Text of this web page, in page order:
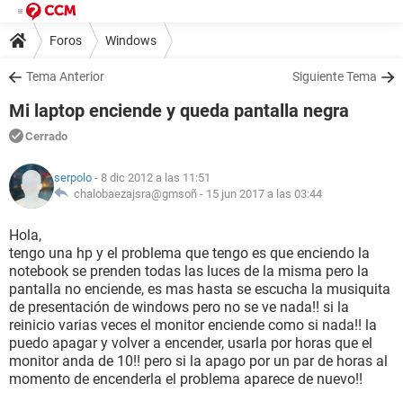
Foros Windows
Tema Anterior Siguiente Tema
Mi laptop enciende y queda pantalla negra
Cerrado
serpolo - 8 dic 2012 a las 11:51
chalobaezajsra@gmsoñ - 15 jun 2017 a las 03:44
Hola,
tengo una hp y el problema que tengo es que enciendo la
notebook se prenden todas las luces de la misma pero la
pantalla no enciende, es mas hasta se escucha la musiquita
de presentación de windows pero no se ve nada!! si la
reinicio varias veces el monitor enciende como si nada!! la
puedo apagar y volver a encender, usarla por horas que el
monitor anda de 10!! pero si la apago por un par de horas al
momento de encenderla el problema aparece de nuevo!!